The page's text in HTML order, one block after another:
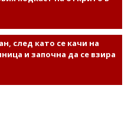
след като се качи на
и започна да се взира